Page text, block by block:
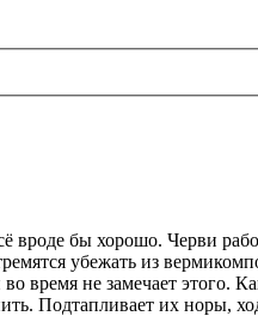
вроде бы хорошо. Черви
убежать из
время не замечает этого.
Подтапливает их норы,